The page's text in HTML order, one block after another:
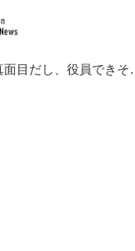
「真面目だし、役員で